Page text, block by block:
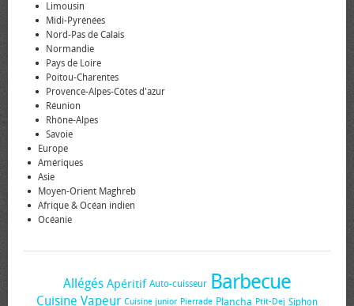
Limousin
Midi-Pyrénées
Nord-Pas de Calais
Normandie
Pays de Loire
Poitou-Charentes
Provence-Alpes-Côtes d'azur
Réunion
Rhône-Alpes
Savoie
Europe
Amériques
Asie
Moyen-Orient Maghreb
Afrique & Océan indien
Océanie
Allégés Apéritif Auto-cuisseur Barbecue
Cuisine Vapeur Cuisine junior Pierrade Plancha Ptit-Dej Siphon